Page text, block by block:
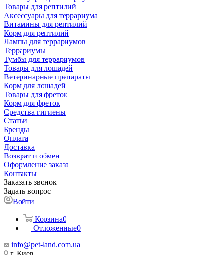
Товары для рептилий
Аксессуары для террариума
Витамины для рептилий
Корм для рептилий
Лампы для террариумов
Террариумы
Тумбы для террариумов
Товары для лошадей
Ветеринарные препараты
Корм для лошадей
Товары для фреток
Корм для фреток
Средства гигиены
Статьи
Бренды
Оплата
Доставка
Возврат и обмен
Оформление заказа
Контакты
Заказать звонок
Задать вопрос
Войти
Корзина0
Отложенные0
info@pet-land.com.ua
г. Киев